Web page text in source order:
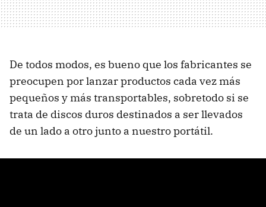
De todos modos, es bueno que los fabricantes se
preocupen por lanzar productos cada vez más
pequeños y más transportables, sobretodo si se
trata de discos duros destinados a ser llevados
de un lado a otro junto a nuestro portátil.